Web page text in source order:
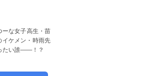
ーな女子高生・苗
イケメン・時雨先
たい誰――！？